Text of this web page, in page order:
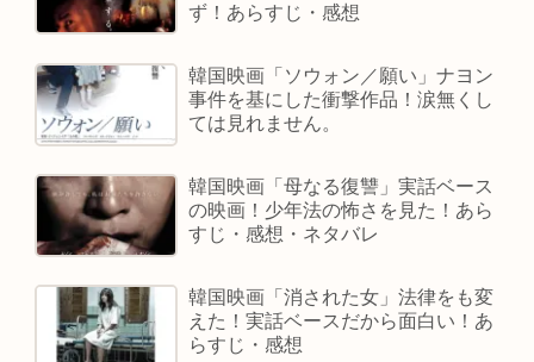
ず！あらすじ・感想
韓国映画「ソウォン／願い」ナヨン
事件を基にした衝撃作品！涙無くし
ては見れません。
韓国映画「母なる復讐」実話ベース
の映画！少年法の怖さを見た！あら
すじ・感想・ネタバレ
韓国映画「消された女」法律をも変
えた！実話ベースだから面白い！あ
らすじ・感想